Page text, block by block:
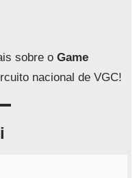
sobre o Game
nacional de VGC!